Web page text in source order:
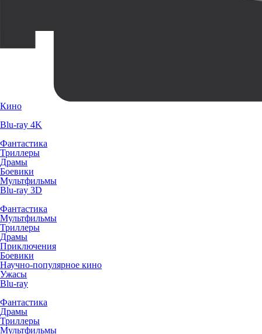
Кино
Blu-ray 4K
Фантастика
Триллеры
Драмы
Боевики
Мультфильмы
Blu-ray 3D
Фантастика
Мультфильмы
Триллеры
Драмы
Приключения
Боевики
Научно-популярное кино
Ужасы
Blu-ray
Фантастика
Драмы
Триллеры
Мультфильмы